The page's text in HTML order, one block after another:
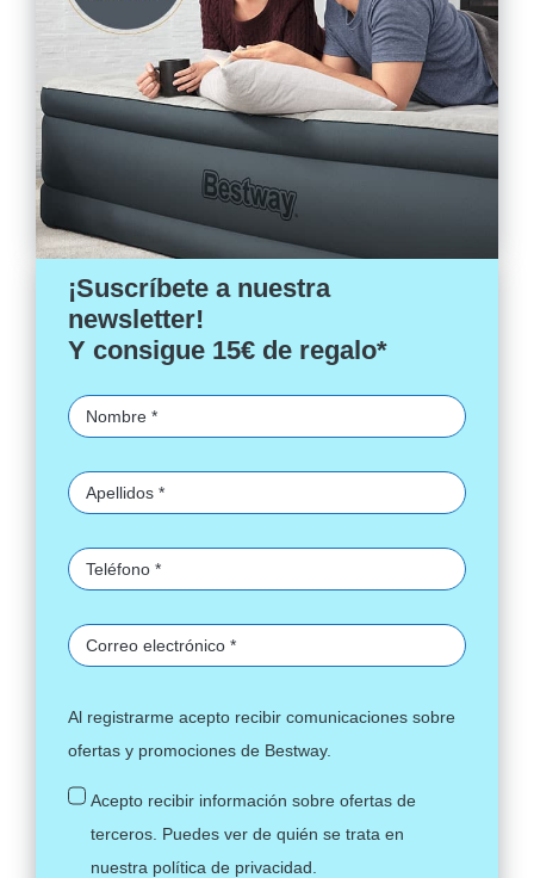
¡Suscríbete a nuestra
newsletter!
Y consigue 15€ de regalo*
Al registrarme acepto recibir comunicaciones sobre
ofertas y promociones de Bestway.
Acepto recibir información sobre ofertas de
terceros. Puedes ver de quién se trata en
nuestra política de privacidad